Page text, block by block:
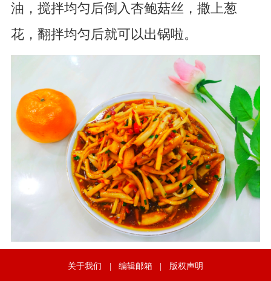
油，搅拌均匀后倒入杏鲍菇丝，撒上葱
花，翻拌均匀后就可以出锅啦。
关于我们 | 编辑邮箱 | 版权声明